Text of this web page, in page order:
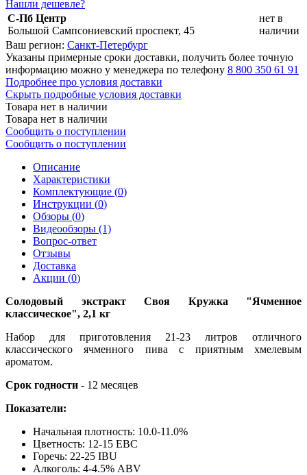
Нашли дешевле?
С-Пб Центр
Большой Сампсониевский проспект, 45
нет в
наличии
Ваш регион: Санкт-Петербург
Указаны примерные сроки доставки, получить более точную
информацию можно у менеджера по телефону 8 800 350 61 91
Подробнее про условия доставки
Скрыть подробные условия доставки
Товара нет в наличии
Товара нет в наличии
Сообщить о поступлении
Сообщить о поступлении
Описание
Характеристики
Комплектующие (0)
Инструкции (0)
Обзоры (0)
Видеообзоры (1)
Вопрос-ответ
Отзывы
Доставка
Акции (0)
Солодовый экстракт Своя Кружка "Ячменное
классическое", 2,1 кг
Набор для приготовления 21-23 литров отличного
классического ячменного пива с приятным хмелевым
ароматом.
Срок годности - 12 месяцев
Показатели:
Начальная плотность: 10.0-11.0%
Цветность: 12-15 EBC
Горечь: 22-25 IBU
Алкоголь: 4-4.5% ABV